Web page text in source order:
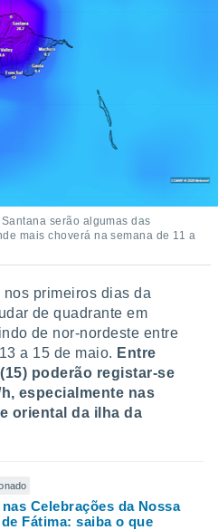
serão algumas das
mais choverá na semana de 11 a
primeiros dias da
de quadrante em
de nor-nordeste entre
a 15 de maio. Entre
poderão registar-se
especialmente nas
oriental da ilha da
Celebrações da Nossa
Fátima: saiba o que